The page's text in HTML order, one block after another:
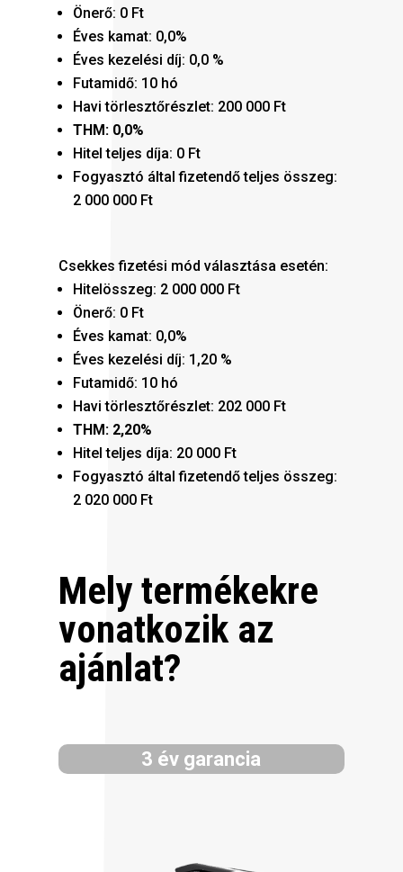
Önerő: 0 Ft
Éves kamat: 0,0%
Éves kezelési díj: 0,0 %
Futamidő: 10 hó
Havi törlesztőrészlet: 200 000 Ft
THM: 0,0%
Hitel teljes díja: 0 Ft
Fogyasztó által fizetendő teljes összeg:
2 000 000 Ft
Csekkes fizetési mód választása esetén:
Hitelösszeg: 2 000 000 Ft
Önerő: 0 Ft
Éves kamat: 0,0%
Éves kezelési díj: 1,20 %
Futamidő: 10 hó
Havi törlesztőrészlet: 202 000 Ft
THM: 2,20%
Hitel teljes díja: 20 000 Ft
Fogyasztó által fizetendő teljes összeg:
2 020 000 Ft
Mely termékekre
vonatkozik az
ajánlat?
3 év garancia